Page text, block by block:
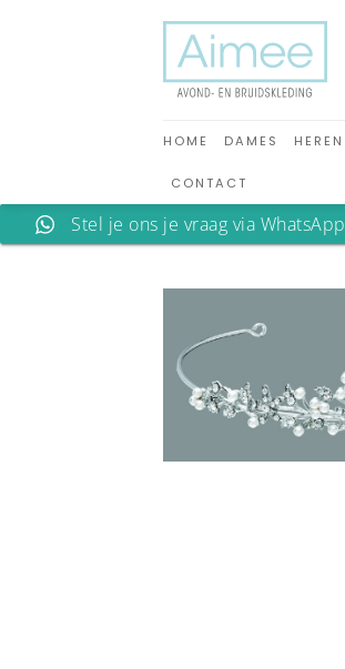
HOME DAMES HEREN
CONTACT
Stel je ons je vraag via WhatsApp